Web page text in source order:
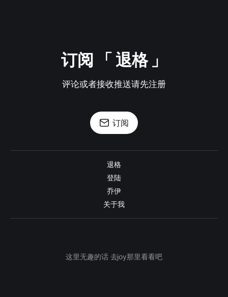
订阅 「 退格 」
评论或者接收推送请先注册
订阅
退格
登陆
乔伊
关于我
这里无趣的话 去joy那里看看吧